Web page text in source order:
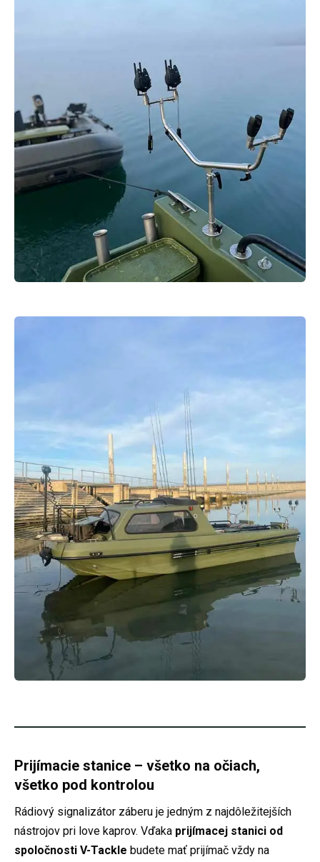
Prijímacie stanice – všetko na očiach,
všetko pod kontrolou
Rádiový signalizátor záberu je jedným z najdôležitejších
nástrojov pri love kaprov. Vďaka prijímacej stanici od
spoločnosti V-Tackle budete mať prijímač vždy na